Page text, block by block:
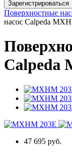
Зарегистрироваться
Поверхностные
насос Calpeda
Calpeda
47 695 руб.